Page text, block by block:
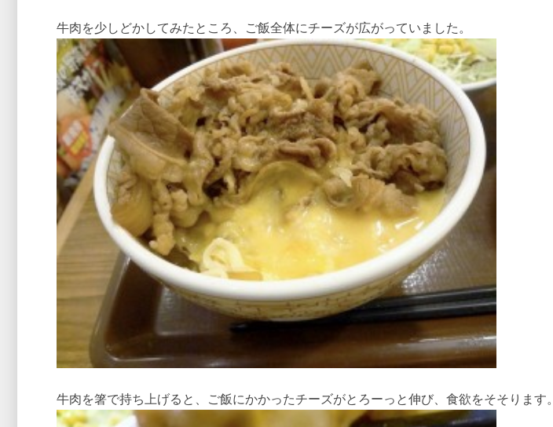
牛肉を少しどかしてみたところ、ご飯全体にチーズが広がっていました。
牛肉を箸で持ち上げると、ご飯にかかったチーズがとろーっと伸び、食欲をそそります。